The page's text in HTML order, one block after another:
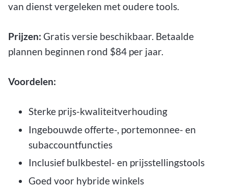
van dienst vergeleken met oudere tools.
Prijzen: Gratis versie beschikbaar. Betaalde
plannen beginnen rond $84 per jaar.
Voordelen:
Sterke prijs-kwaliteitverhouding
Ingebouwde offerte-, portemonnee- en
subaccountfuncties
Inclusief bulkbestel- en prijsstellingstools
Goed voor hybride winkels